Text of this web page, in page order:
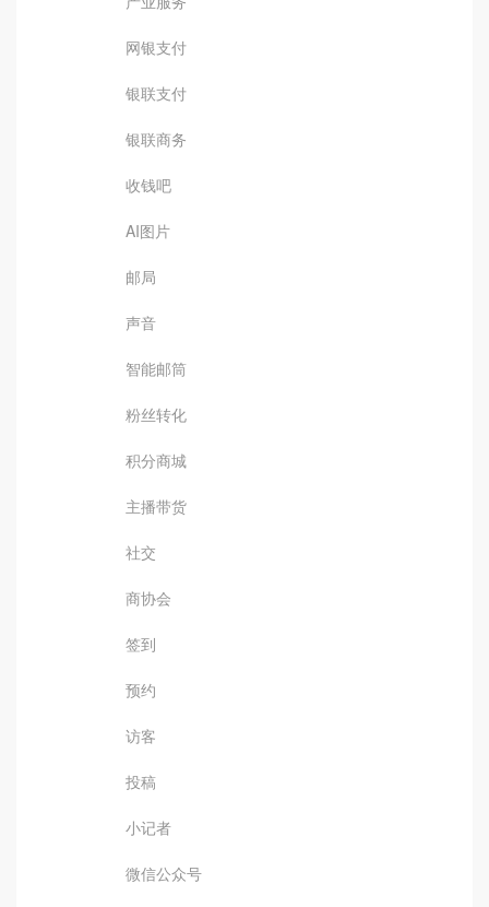
网银支付
银联支付
银联商务
收钱吧
AI图片
邮局
声音
智能邮筒
粉丝转化
积分商城
主播带货
社交
商协会
签到
预约
访客
投稿
小记者
微信公众号